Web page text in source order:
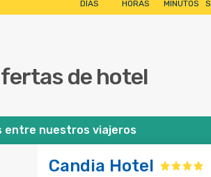
DÍAS HORAS MINUTOS
de hotel
entre nuestros viajeros
Candia Hotel